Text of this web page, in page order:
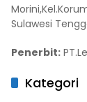
Sulawesi
Penerbit:
Kategori